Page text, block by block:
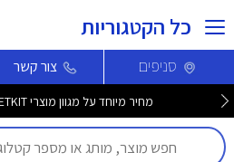
כל הקטגוריות
סניפים צור קשר
מחיר מיוחד על מגוון מוצרי PETKIT לחברי מועדון >>